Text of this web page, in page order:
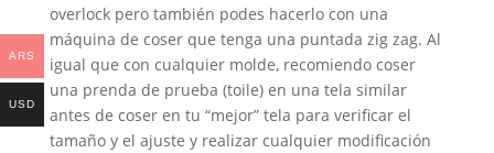
overlock pero también podes hacerlo con una
máquina de coser que tenga una puntada zig zag. Al
igual que con cualquier molde, recomiendo coser
una prenda de prueba (toile) en una tela similar
antes de coser en tu “mejor” tela para verificar el
tamaño y el ajuste y realizar cualquier modificación
ARS
USD